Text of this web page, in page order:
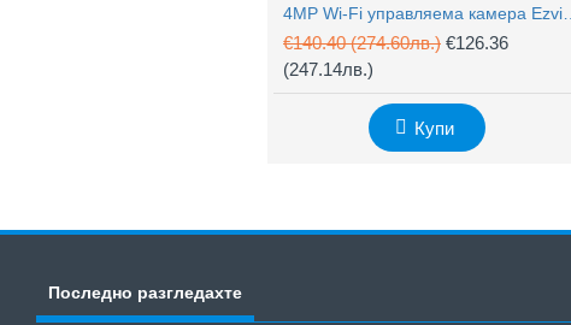
€140.40(274.60лв.) €126.36
(247.14лв.)
Купи
Последно разгледахте